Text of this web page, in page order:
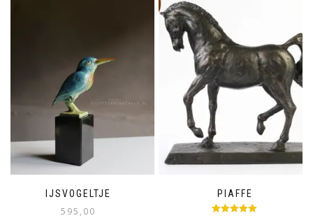
IJSVOGELTJE
595,00
PIAFFE